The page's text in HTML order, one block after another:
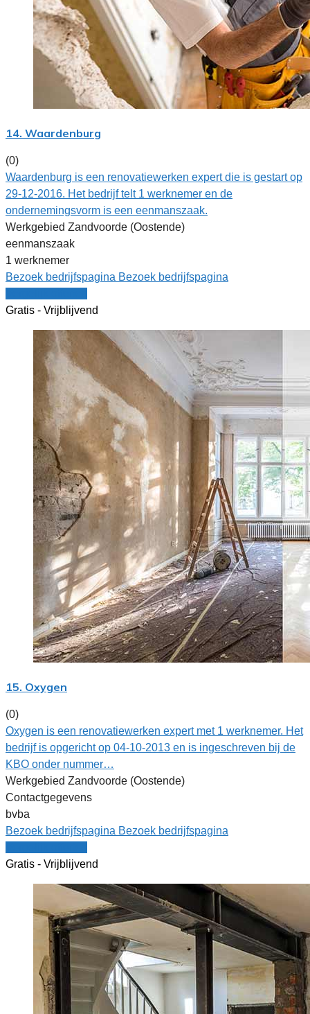
14. Waardenburg
(0)
Waardenburg is een renovatiewerken expert die is gestart op
29-12-2016. Het bedrijf telt 1 werknemer en de
ondernemingsvorm is een eenmanszaak.
Werkgebied Zandvoorde (Oostende)
eenmanszaak
1 werknemer
Bezoek bedrijfspagina Bezoek bedrijfspagina
Gratis - Vrijblijvend
15. Oxygen
(0)
Oxygen is een renovatiewerken expert met 1 werknemer. Het
bedrijf is opgericht op 04-10-2013 en is ingeschreven bij de
KBO onder nummer…
Werkgebied Zandvoorde (Oostende)
Contactgegevens
bvba
Bezoek bedrijfspagina Bezoek bedrijfspagina
Gratis - Vrijblijvend